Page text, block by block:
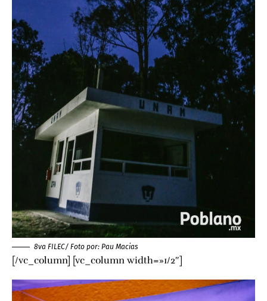
8va FILEC/ Foto por: Pau Macias
[/vc_column] [vc_column width=»1/2″]